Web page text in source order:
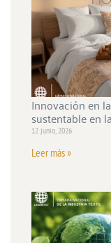
Innovación en
sustentable en
12 junio, 2026
Leer más »